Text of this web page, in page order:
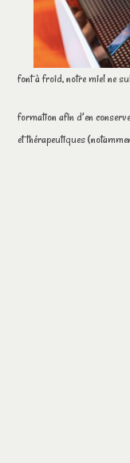
font à froid, notre miel ne
formation afin d’en
et thérapeutiques